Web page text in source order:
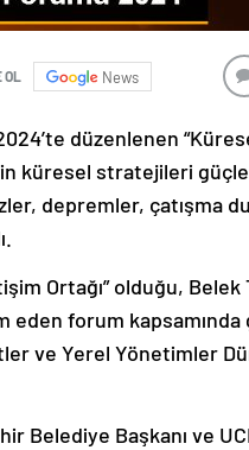
OL News
düzenlenen
küresel stratejileri
depremler, çatışma
Ortağı” olduğu,
eden forum
ve Yerel Yönetimler
Belediye Başkanı ve